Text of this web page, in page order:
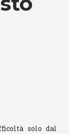
solo dal